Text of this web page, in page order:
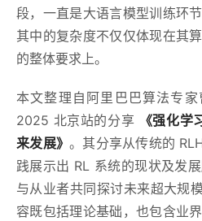
段，一直是大语言模型训练环
其中的复杂度不仅仅体现在其
的整体要求上。
本文整理自阿里巴巴算法专
2025 北京站的分享
《强化学
来发展》。其分享从传统的
践展示出 RL 系统的现状及发
与从业者共同探讨未来超大规
容既包括理论基础，也包含业